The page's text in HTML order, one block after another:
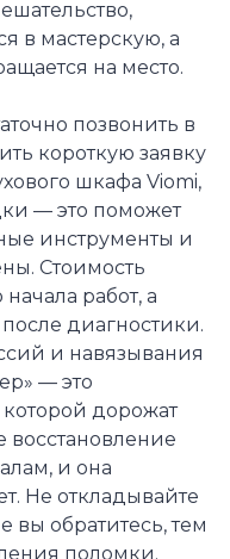
в мастерскую, а
на место.
позвонить в
короткую заявку
шкафа Viomi,
— это поможет
инструменты и
Стоимость
работ, а
диагностики.
и навязывания
— это
которой дорожат
восстановление
и она
Не откладывайте
вы обратитесь, тем
поломки.